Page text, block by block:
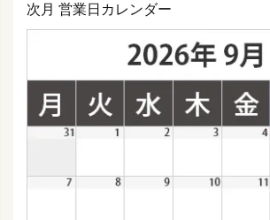
次月 営業日カレンダー